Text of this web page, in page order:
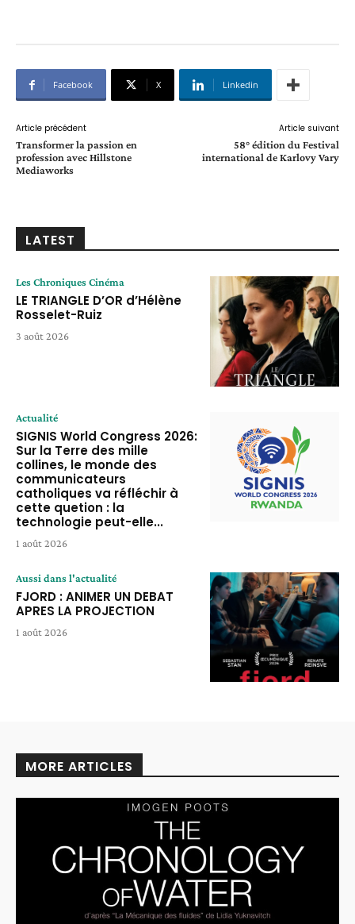
Facebook X Linkedin
Article précédent
Transformer la passion en
profession avec Hillstone
Mediaworks
Article suivant
58° édition du Festival
international de Karlovy Vary
LATEST
Les Chroniques Cinéma
LE TRIANGLE D’OR d’Hélène
Rosselet-Ruiz
3 août 2026
Actualité
SIGNIS World Congress 2026:
Sur la Terre des mille
collines, le monde des
communicateurs
catholiques va réfléchir à
cette quetion : la
technologie peut-elle...
1 août 2026
Aussi dans l'actualité
FJORD : ANIMER UN DEBAT
APRES LA PROJECTION
1 août 2026
MORE ARTICLES